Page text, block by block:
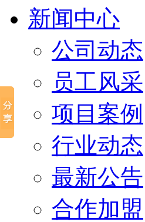
新闻中心
公司动态
员工风采
项目案例
行业动态
最新公告
合作加盟